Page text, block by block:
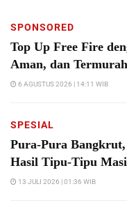
SPONSORED
Top Up Free Fire
Aman, dan Termurah
6 AGUSTUS 2026 | 14:11 WIB
SPESIAL
Pura-Pura
Hasil Tipu-Tipu
13 JULI 2026 | 01:36 WIB